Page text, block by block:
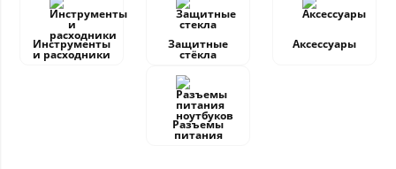
Инструменты
и расходники
Защитные
стёкла
Аксессуары
Разъемы
питания